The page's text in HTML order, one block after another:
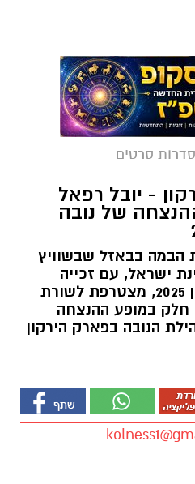
סרטים
- יובל רפאל
של נובה
הבמה בבאזל שבשוויץ
ישראל, עם זכייה
במקום השני באירוויזיון 2025, מצטרפת לשורת
חלק במופע ההנצחה
הנובה בפארק הירקון